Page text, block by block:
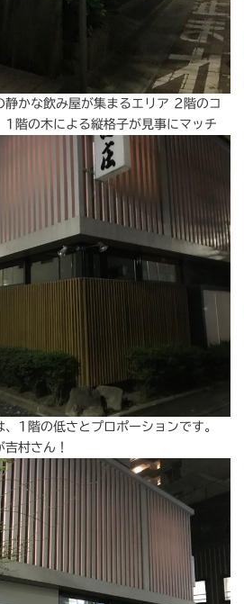
静かな飲み屋が集まるエリア 2階のコ
1階の木による縦格子が見事にマッチ
1階の低さとプロポーションです。
村さん！